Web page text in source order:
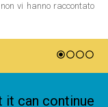
vi hanno raccontato